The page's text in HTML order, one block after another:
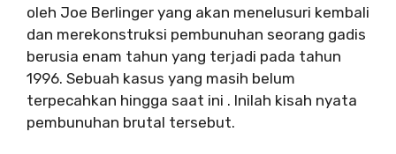
oleh Joe Berlinger yang akan menelusuri kembali
dan merekonstruksi pembunuhan seorang gadis
berusia enam tahun yang terjadi pada tahun
1996. Sebuah kasus yang masih belum
terpecahkan hingga saat ini . Inilah kisah nyata
pembunuhan brutal tersebut.